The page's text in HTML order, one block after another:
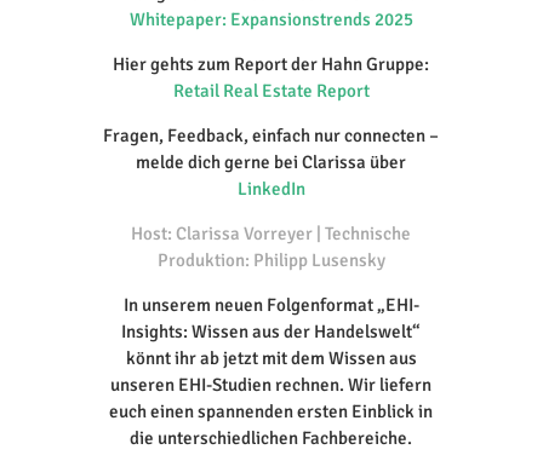
Whitepaper: Expansionstrends 2025
Hier gehts zum Report der Hahn Gruppe:
Retail Real Estate Report
Fragen, Feedback, einfach nur connecten –
melde dich gerne bei Clarissa über
LinkedIn
Host: Clarissa Vorreyer | Technische
Produktion: Philipp Lusensky
In unserem neuen Folgenformat „EHI-
Insights: Wissen aus der Handelswelt“
könnt ihr ab jetzt mit dem Wissen aus
unseren EHI-Studien rechnen. Wir liefern
euch einen spannenden ersten Einblick in
die unterschiedlichen Fachbereiche.